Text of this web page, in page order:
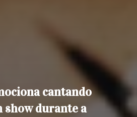
cantando
show durante a